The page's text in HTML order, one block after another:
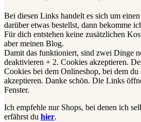
Bei diesen Links handelt es sich um
darüber etwas bestellst, dann bekomme
Für dich entstehen keine zusätzlichen
aber meinen Blog.
Damit das funktioniert, sind zwei Dinge
deaktivieren + 2. Cookies akzeptieren.
Cookies bei dem Onlineshop, bei dem du
akzeptieren. Danke schön. Die Links
Fenster.
Ich empfehle nur Shops, bei denen ich
erfährst du hier.